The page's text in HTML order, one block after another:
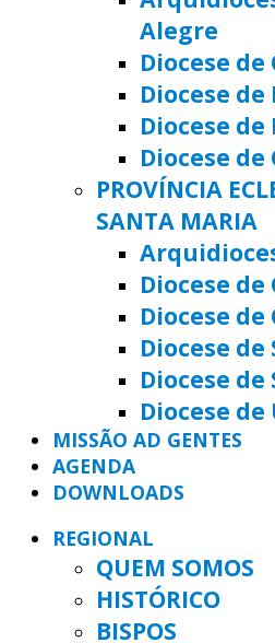
Alegre
Diocese de
Diocese
Diocese
Diocese de
PROVÍNCIA
SANTA MARIA
Diocese de
Diocese
Diocese de
Diocese
Diocese
MISSÃO AD GENTES
AGENDA
DOWNLOADS
REGIONAL
QUEM SOMOS
HISTÓRICO
BISPOS